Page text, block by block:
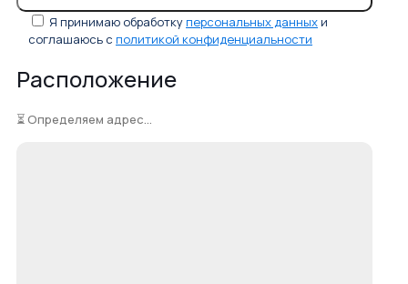
Я принимаю обработкуперсональных данных и
соглашаюсь с политикой конфиденциальности
Расположение
⏳ Определяем адрес...